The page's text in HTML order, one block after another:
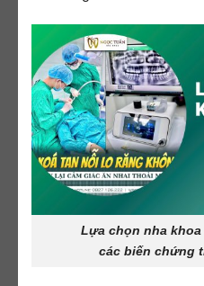
Lựa chọn nha khoa
các biến chứng